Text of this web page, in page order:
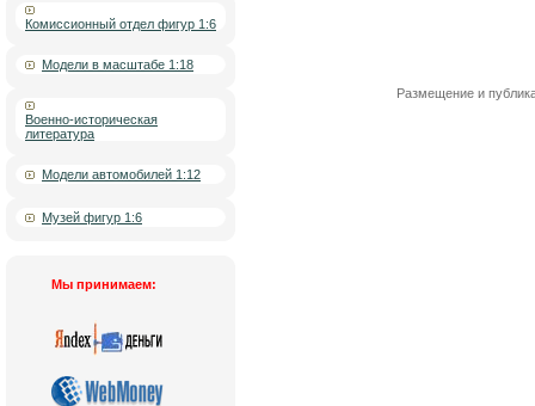
Комиссионный отдел фигур 1:6
Модели в масштабе 1:18
Военно-историческая
литература
Модели автомобилей 1:12
Музей фигур 1:6
Мы принимаем:
Размещение и